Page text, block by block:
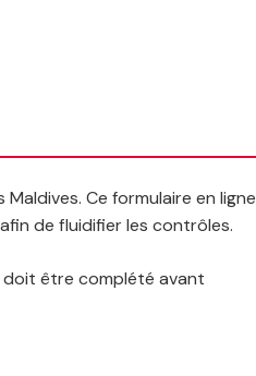
Ce formulaire en ligne
de fluidifier les contrôles.
doit être complété avant